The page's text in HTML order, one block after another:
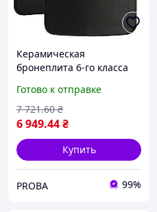
Керамическая
бронеплита 6-го класса
на 34 см.
Готово к отправке
6 949.44₴
7 721.60 ₴
Купить
PROBA 99%